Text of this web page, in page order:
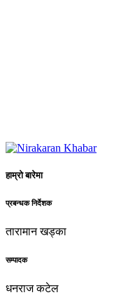
हाम्रो बारेमा
प्रबन्धक निर्देशक
तारामान खड्का
सम्पादक
धनराज कटेल